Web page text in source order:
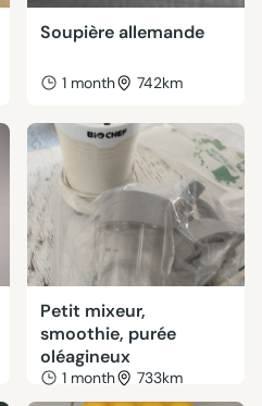
Soupière allemande
1 month 742km
Petit mixeur,
smoothie, purée
oléagineux
1 month 733km